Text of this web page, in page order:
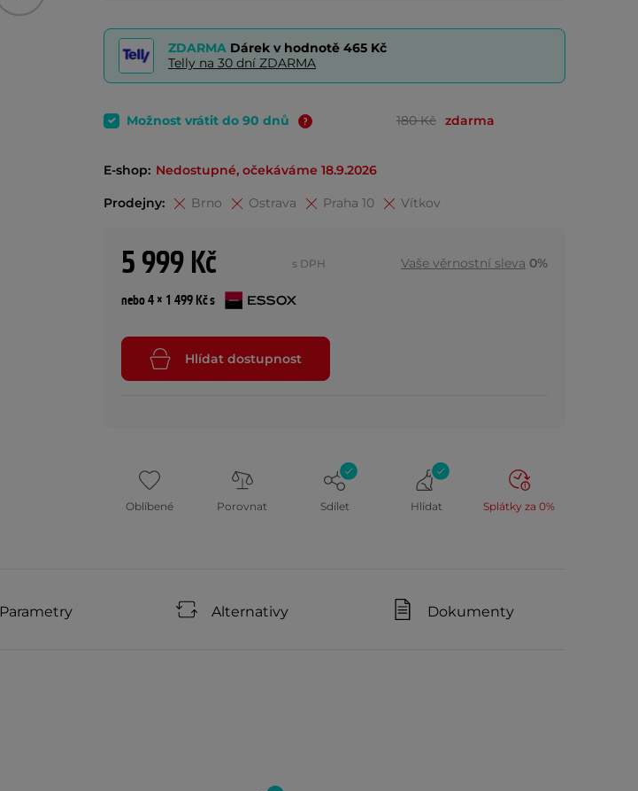
ZDARMA Dárek v hodnotě 465 Kč
Telly na 30 dní ZDARMA
Možnost vrátit do 90 dnů 180 Kč zdarma
E-shop: Nedostupné, očekáváme 18.9.2026
Prodejny: Brno Ostrava Praha 10 Vítkov
5 999 Kč s DPH Vaše věrnostní sleva 0%
nebo 4 × 1 499 Kč s
Hlídat dostupnost
Oblíbené Porovnat Sdílet Hlídat Splátky za 0%
Parametry Alternativy Dokumenty